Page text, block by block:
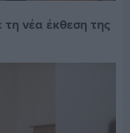
νέα έκθεση της